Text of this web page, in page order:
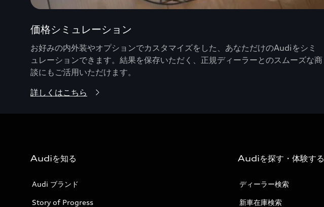
価格シミュレーション
お好みの内外装やオプションでカスタマイズをした、あなただけのAudiをシミ
ュレーションできます。結果を保存いただく、正規ディーラーとのスムーズな商
談にもご活用いただけます。
詳しくはこちら
Audiを知る
Audi ブランド
Story of Progress
Audiを探す・体験する
ディーラー検索
新車在庫検索